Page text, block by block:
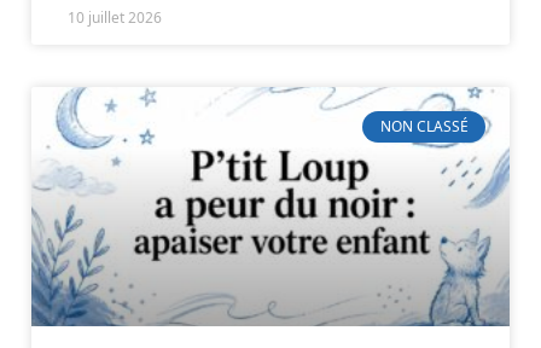
10 juillet 2026
NON CLASSÉ